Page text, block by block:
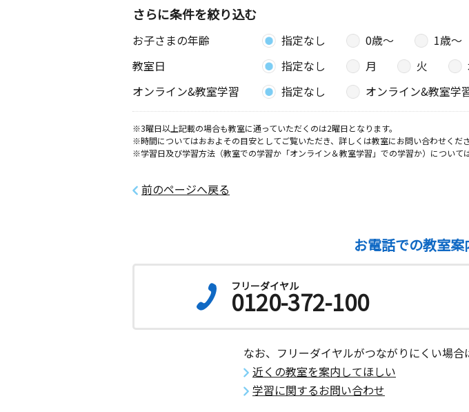
さらに条件を絞り込む
お子さまの年齢 指定なし 0歳〜 1歳〜
教室日
指定なし 月 火
オンライン&教室学習
指定なし オンライン&教室学
※3曜日以上記載の場合も教室に通っていただくのは2曜日となります。
※時間についてはおおよその目安としてご覧いただき、詳しくは教室にお問い合わせくだ
※学習日及び学習方法（教室での学習か「オンライン＆教室学習」での学習か）について
前のページへ戻る
お電話での教室案
フリーダイヤル
0120-372-100
なお、フリーダイヤルがつながりにくい場合
近くの教室を案内してほしい
学習に関するお問い合わせ